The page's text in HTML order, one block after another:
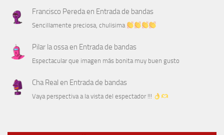
Francisco Peredaen Entrada de bandas
Sencillamente preciosa, chulisima
Pilar la ossaen Entrada de bandas
Espectacular que imagen más bonita muy buen gusto
Cha Real en Entrada de bandas
Vaya perspectiva a la vista del espectador !!!